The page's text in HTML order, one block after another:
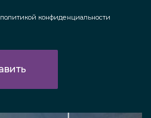
политикой конфиденциальности